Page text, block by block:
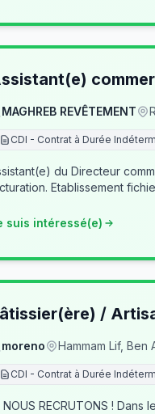
MAGHREB REVÊTEMENT
CDI - Contrat à Durée
du Directeur
Etablissement
suis intéressé(e)
/
moreno Hammam Lif, Ben
CDI - Contrat à Durée
! Dans le cadre du développement de notre activité, nous recherchons des professionnels passionnés pour rejoindre notre équipe. 👨‍🍳